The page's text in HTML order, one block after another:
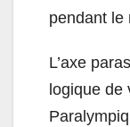
pendant le
L’axe
logique de